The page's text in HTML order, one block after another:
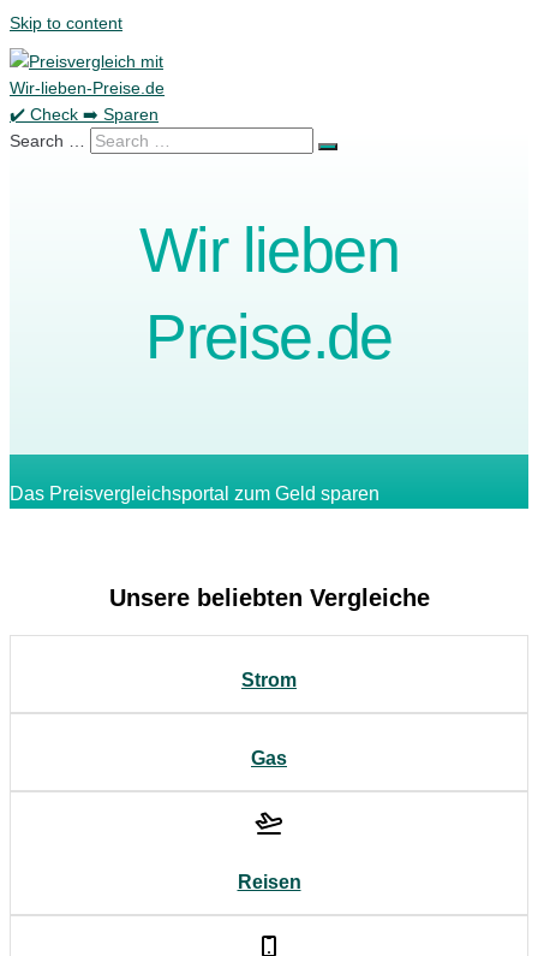
Skip to content
Search …
Wir lieben
Preise.de
Das Preisvergleichsportal zum Geld sparen
Unsere beliebten Vergleiche
Strom
Gas
Reisen